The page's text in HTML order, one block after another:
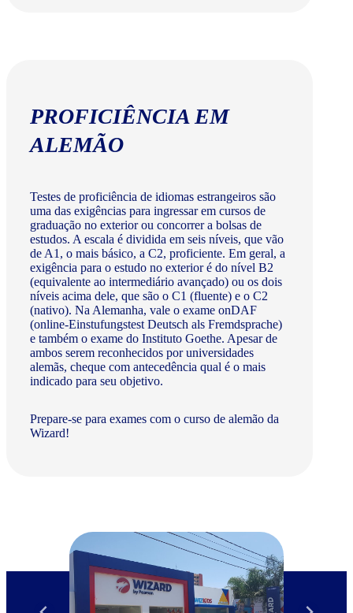
PROFICIÊNCIA EM
ALEMÃO
Testes de proficiência de idiomas estrangeiros são
uma das exigências para ingressar em cursos de
graduação no exterior ou concorrer a bolsas de
estudos. A escala é dividida em seis níveis, que vão
de A1, o mais básico, a C2, proficiente. Em geral, a
exigência para o estudo no exterior é do nível B2
(equivalente ao intermediário avançado) ou os dois
níveis acima dele, que são o C1 (fluente) e o C2
(nativo). Na Alemanha, vale o exame onDAF
(online-Einstufungstest Deutsch als Fremdsprache)
e também o exame do Instituto Goethe. Apesar de
ambos serem reconhecidos por universidades
alemãs, cheque com antecedência qual é o mais
indicado para seu objetivo.
Prepare-se para exames com o curso de alemão da
Wizard!